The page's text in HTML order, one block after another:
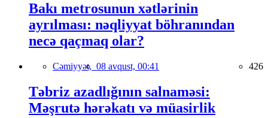
Bakı metrosunun xətlərinin
ayrılması: nəqliyyat böhranından
necə qaçmaq olar?
Cəmiyyət, 08 avqust, 00:41 426
Təbriz azadlığının salnaməsi:
Məşrutə hərəkatı və müasirlik